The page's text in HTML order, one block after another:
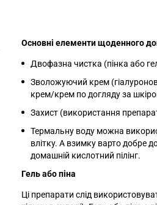
Основні елементи щоденного
Двофазна чистка (пінка або
Зволожуючий крем
крем/крем по догляду за
Захист (використання
Термальну воду можна
влітку. А взимку варто добре
домашній кислотний пілінг.
Гель або піна
Ці препарати слід